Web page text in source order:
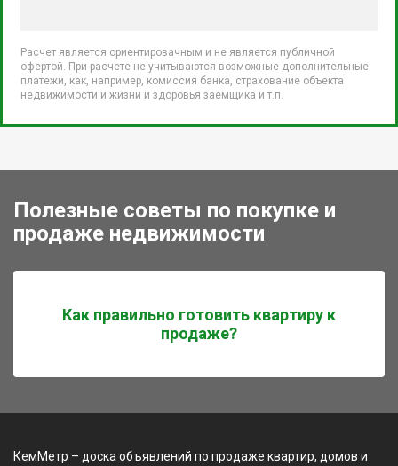
Расчет является ориентировачным и не является публичной
офертой. При расчете не учитываются возможные дополнительные
платежи, как, например, комиссия банка, страхование объекта
недвижимости и жизни и здоровья заемщика и т.п.
Полезные советы по покупке и
продаже недвижимости
Как правильно готовить квартиру к
продаже?
КемМетр – доска объявлений по продаже квартир, домов и